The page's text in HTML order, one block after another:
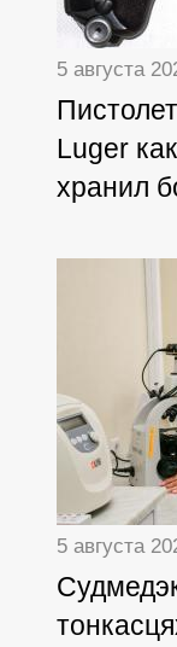
5 августа
Luger
хранил
5 августа